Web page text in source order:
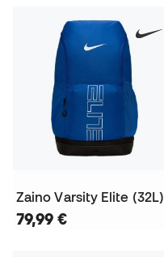
Zaino Varsity Elite (32L)
79,99 €